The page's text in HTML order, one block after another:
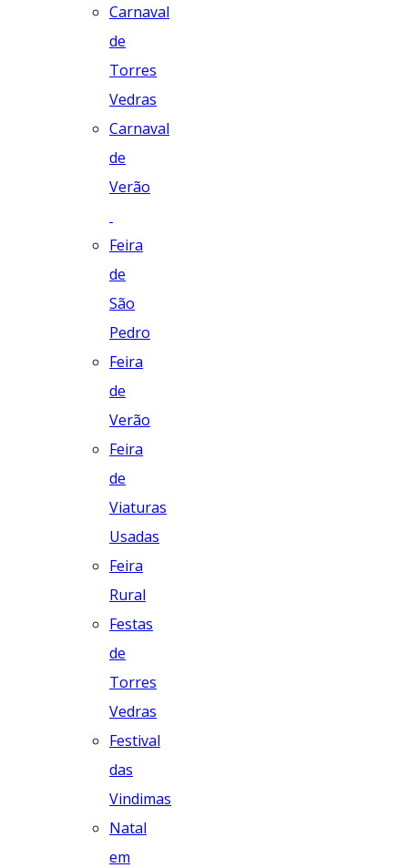
Carnaval
de
Torres
Vedras
Carnaval
de
Verão
Feira
de
São
Pedro
Feira
de
Verão
Feira
de
Viaturas
Usadas
Feira
Rural
Festas
de
Torres
Vedras
Festival
das
Vindimas
Natal
em